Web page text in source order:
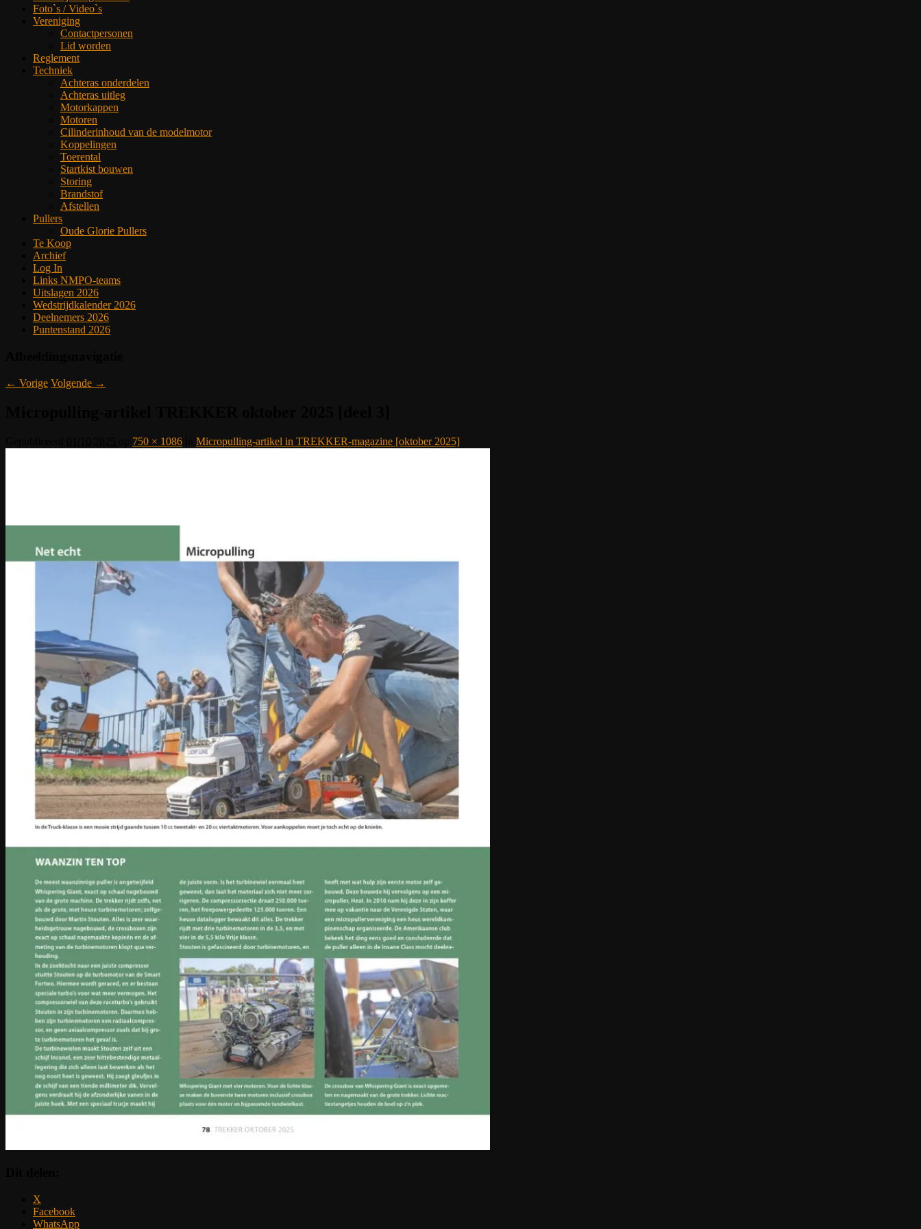
Foto`s / Video`s
Vereniging
Contactpersonen
Lid worden
Reglement
Techniek
Achteras onderdelen
Achteras uitleg
Motorkappen
Motoren
Cilinderinhoud van de modelmotor
Koppelingen
Toerental
Startkist bouwen
Storing
Brandstof
Afstellen
Pullers
Oude Glorie Pullers
Te Koop
Archief
Log In
Links NMPO-teams
Uitslagen 2026
Wedstrijdkalender 2026
Deelnemers 2026
Puntenstand 2026
← Vorige Volgende →
750 × 1086 Micropulling-artikel in TREKKER-magazine [oktober 2025]
X
Facebook
WhatsApp